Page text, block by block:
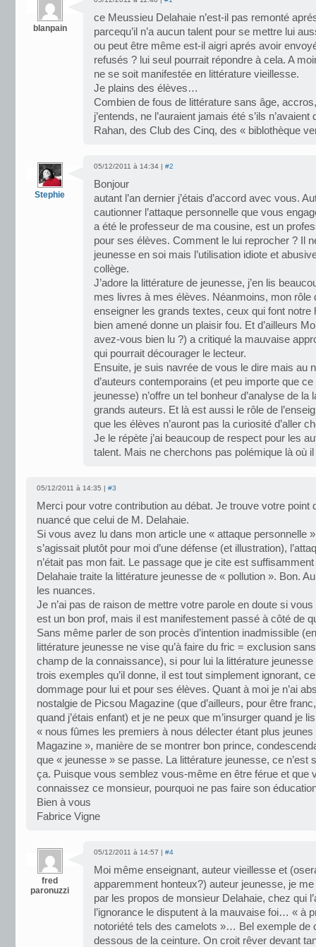
blanpain
ce Meussieu Delahaie n’est-il pas remonté
parcequ’il n’a aucun talent pour se mettre lui
ou peut être même est-il aigri aprés avoir
refusés ? lui seul pourrait répondre à cela. A
ne se soit manifestée en littérature vieillesse.
Je plains des élèves…
Combien de fous de littérature sans âge,
j’entends, ne l’auraient jamais été s’ils
Rahan, des Club des Cinq, des « biblothèque
Stephie
05/12/2011 à 14:34 | #2
Bonjour
autant l’an dernier j’étais d’accord avec vous.
cautionner l’attaque personnelle que vous
a été le professeur de ma cousine, est un
pour ses élèves. Comment le lui reprocher ? Il
jeunesse en soi mais l’utilisation idiote et
collège.
J’adore la littérature de jeunesse, j’en lis
mes livres à mes élèves. Néanmoins, mon rôle
enseigner les grands textes, ceux qui font notre
bien amené donne un plaisir fou. Et d’ailleurs
avez-vous bien lu ?) a critiqué la mauvaise
qui pourrait décourager le lecteur.
Ensuite, je suis navrée de vous le dire mais au
d’auteurs contemporains (et peu importe que
jeunesse) n’offre un tel bonheur d’analyse de
grands auteurs. Et là est aussi le rôle de
que les élèves n’auront pas la curiosité d’aller
Je le répète j’ai beaucoup de respect pour les
talent. Mais ne cherchons pas polémique là où il
05/12/2011 à 14:35 | #3
Merci pour votre contribution au débat. Je trouve votre point
nuancé que celui de M. Delahaie.
Si vous avez lu dans mon article une « attaque personnelle
s’agissait plutôt pour moi d’une défense (et illustration),
n’était pas mon fait. Le passage que je cite est
Delahaie traite la littérature jeunesse de « pollution ». Bon.
les nuances.
Je n’ai pas de raison de mettre votre parole en doute si vous
est un bon prof, mais il est manifestement passé à côté de
Sans même parler de son procès d’intention inadmissible
littérature jeunesse ne vise qu’à faire du fric = exclusion
champ de la connaissance), si pour lui la littérature
trois exemples qu’il donne, il est tout simplement ignorant,
dommage pour lui et pour ses élèves. Quant à moi je n’ai
nostalgie de Picsou Magazine (que d’ailleurs, pour être
quand j’étais enfant) et je ne peux que m’insurger quand je
« nous fûmes les premiers à nous délecter étant plus
Magazine », manière de se montrer bon prince,
que « jeunesse » se passe. La littérature jeunesse, ce n’est
ça. Puisque vous semblez vous-même en être férue et que
connaissez ce monsieur, pourquoi ne pas faire son
Bien à vous
Fabrice Vigne
fred
paronuzzi
05/12/2011 à 14:57 | #4
Moi même enseignant, auteur vieillesse et
apparemment honteux?) auteur jeunesse, je
par les propos de monsieur Delahaie, chez qui
l’ignorance le disputent à la mauvaise foi… « à
notoriété tels des camelots »… Bel exemple de
dessous de la ceinture. On croit rêver devant